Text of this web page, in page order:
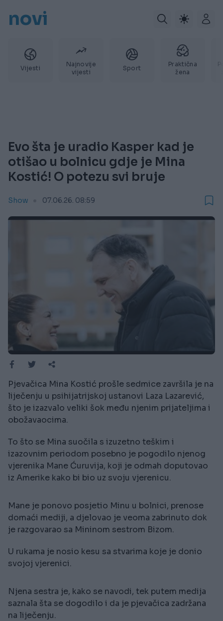
novi
Vijesti
Najnovije
vijesti
Sport
Praktična
žena
Evo šta je uradio Kasper kad je
otišao u bolnicu gdje je Mina
Kostić! O potezu svi bruje
Show 07.06.26. 08:59
Pjevačica Mina Kostić prošle sedmice završila je na
liječenju u psihijatrijskoj ustanovi Laza Lazarević,
što je izazvalo veliki šok među njenim prijateljima i
obožavaocima.
To što se Mina suočila s izuzetno teškim i
izazovnim periodom posebno je pogodilo njenog
vjerenika Mane Ćuruvija, koji je odmah doputovao
iz Amerike kako bi bio uz svoju vjerenicu.
Mane je ponovo posjetio Minu u bolnici, prenose
domaći mediji, a djelovao je veoma zabrinuto dok
je razgovarao sa Mininom sestrom Bizom.
U rukama je nosio kesu sa stvarima koje je donio
svojoj vjerenici.
Njena sestra je, kako se navodi, tek putem medija
saznala šta se dogodilo i da je pjevačica zadržana
na liječenju.